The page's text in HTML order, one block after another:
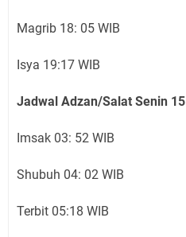
Magrib 18: 05 WIB
Isya 19:17 WIB
Jadwal Adzan/Salat Senin 15
Imsak 03: 52 WIB
Shubuh 04: 02 WIB
Terbit 05:18 WIB